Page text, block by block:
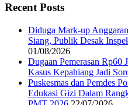
Recent Posts
Diduga Mark-up
Siang, Publik Desak
01/08/2026
Dugaan Pemerasan
Kasus Kepahiang Jadi
Puskesmas dan Pemdes
Edukasi Gizi Dalam